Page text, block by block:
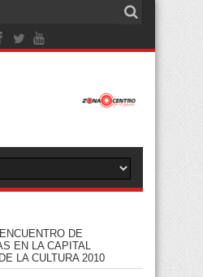
ENCUENTRO DE
EN LA CAPITAL
LA CULTURA 2010